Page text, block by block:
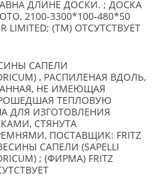
ДЛИНЕ ДОСКИ. ; ДОСКА
2100-3300*100-480*50
LIMITED; (TM) ОТСУТСТВУЕТ
САПЕЛИ
, РАСПИЛЕНАЯ ВДОЛЬ,
НЕ ИМЕЮЩАЯ
ТЕПЛОВУЮ
ДЛЯ ИЗГОТОВЛЕНИЯ
СТЯНУТА
ПОСТАВЩИК: FRITZ
САПЕЛИ (SAPELLI
; (ФИРМА) FRITZ